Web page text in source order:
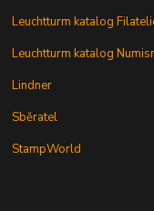
Leuchtturm katalog
Leuchtturm katalog
Lindner
Sběratel
StampWorld